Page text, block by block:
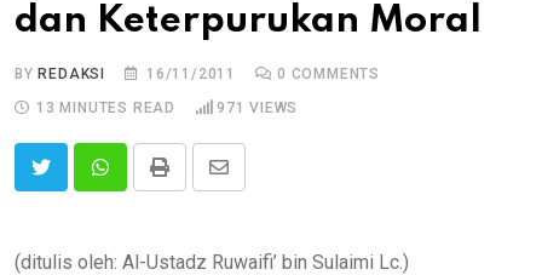
dan Keterpurukan Moral
BYREDAKSI 16/11/2011 0 COMMENTS
13 MINUTES READ
971 VIEWS
Print
Share
Email
(ditulis oleh: Al-Ustadz Ruwaifi’ bin Sulaimi Lc.)